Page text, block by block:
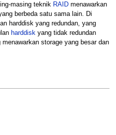
masing teknik RAIDmenawarkan
berbeda satu sama lain. Di
harddisk yang redundan, yang
harddisk yang tidak redundan
storage yang besar dan